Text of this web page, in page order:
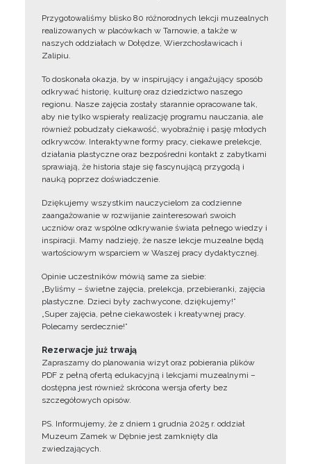
Przygotowaliśmy blisko 80 różnorodnych lekcji muzealnych
realizowanych w placówkach w Tarnowie, a także w
naszych oddziałach w Dołędze, Wierzchosławicach i
Zalipiu.
To doskonała okazja, by w inspirujący i angażujący sposób
odkrywać historię, kulturę oraz dziedzictwo naszego
regionu. Nasze zajęcia zostały starannie opracowane tak,
aby nie tylko wspierały realizację programu nauczania, ale
również pobudzały ciekawość, wyobraźnię i pasję młodych
odkrywców. Interaktywne formy pracy, ciekawe prelekcje,
działania plastyczne oraz bezpośredni kontakt z zabytkami
sprawiają, że historia staje się fascynującą przygodą i
nauką poprzez doświadczenie.
Dziękujemy wszystkim nauczycielom za codzienne
zaangażowanie w rozwijanie zainteresowań swoich
uczniów oraz wspólne odkrywanie świata pełnego wiedzy i
inspiracji. Mamy nadzieję, że nasze lekcje muzealne będą
wartościowym wsparciem w Waszej pracy dydaktycznej.
Opinie uczestników mówią same za siebie:
„Byliśmy – świetne zajęcia, prelekcja, przebieranki, zajęcia
plastyczne. Dzieci były zachwycone, dziękujemy!”
„Super zajęcia, pełne ciekawostek i kreatywnej pracy.
Polecamy serdecznie!”
Rezerwacje już trwają
Zapraszamy do planowania wizyt oraz pobierania plików
PDF z pełną ofertą edukacyjną i lekcjami muzealnymi –
dostępna jest również skrócona wersja oferty bez
szczegółowych opisów.
PS. Informujemy, że z dniem 1 grudnia 2025 r. oddział
Muzeum Zamek w Dębnie jest zamknięty dla
zwiedzających.